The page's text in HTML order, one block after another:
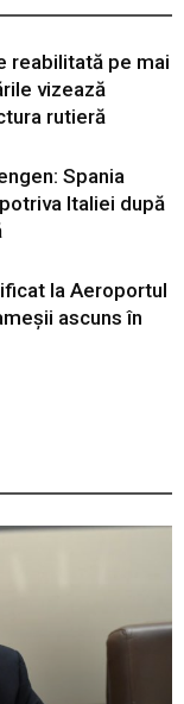
reabilitată pe mai
vizează
rutieră
Spania
Italiei după
la Aeroportul
ascuns în